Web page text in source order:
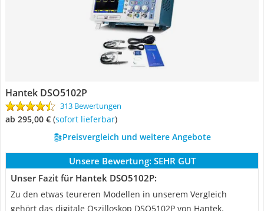
Hantek DSO5102P
313 Bewertungen
ab 295,00 € ( Sofort lieferbar)
Preisvergleich und weitere Angebote
Unsere Bewertung: SEHR GUT
Unser Fazit für Hantek DSO5102P:
Zu den etwas teureren Modellen in unserem Vergleich
gehört das digitale Oszilloskop DSO5102P von Hantek.